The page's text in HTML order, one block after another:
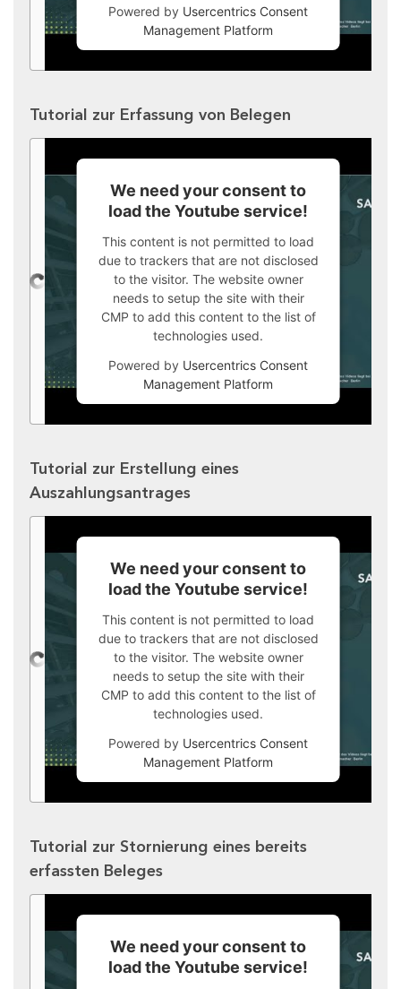
Powered by Usercentrics Consent
Management Platform
Tutorial zur Erfassung von Belegen
We need your consent to
load the Youtube service!
This content is not permitted to load
due to trackers that are not disclosed
to the visitor. The website owner
needs to setup the site with their
CMP to add this content to the list of
technologies used.
Powered by Usercentrics Consent
Management Platform
Tutorial zur Erstellung eines
Auszahlungsantrages
We need your consent to
load the Youtube service!
This content is not permitted to load
due to trackers that are not disclosed
to the visitor. The website owner
needs to setup the site with their
CMP to add this content to the list of
technologies used.
Powered by Usercentrics Consent
Management Platform
Tutorial zur Stornierung eines bereits
erfassten Beleges
We need your consent to
load the Youtube service!